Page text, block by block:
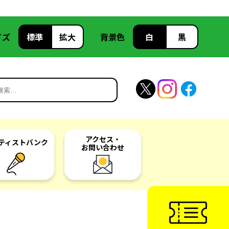
標準 拡大 背景色 白 黒
ィストバンク
アクセス・
お問い合わせ